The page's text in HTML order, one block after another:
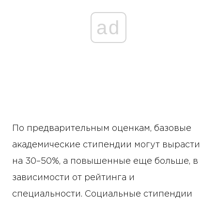
ad
По предварительным оценкам, базовые
академические стипендии могут вырасти
на 30–50%, а повышенные еще больше, в
зависимости от рейтинга и
специальности. Социальные стипендии